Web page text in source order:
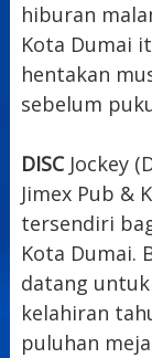
hiburan
Kota Dumai
hentakan
sebelum
DISCJockey
Jimex Pub &
tersendiri
Kota Dumai.
datang untuk
kelahiran
puluhan